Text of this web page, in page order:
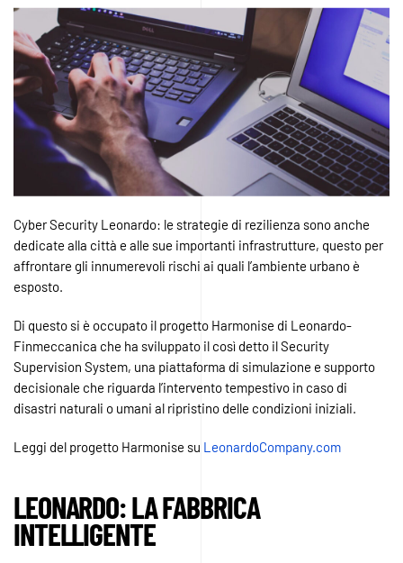
Cyber Security Leonardo: le strategie di rezilienza sono anche
dedicate alla città e alle sue importanti infrastrutture, questo per
affrontare gli innumerevoli rischi ai quali l’ambiente urbano è
esposto.
Di questo si è occupato il progetto Harmonise di Leonardo-
Finmeccanica che ha sviluppato il così detto il Security
Supervision System, una piattaforma di simulazione e supporto
decisionale che riguarda l’intervento tempestivo in caso di
disastri naturali o umani al ripristino delle condizioni iniziali.
Leggi del progetto Harmonise su LeonardoCompany.com
LEONARDO: LA FABBRICA
INTELLIGENTE